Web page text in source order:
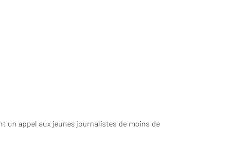
un appel aux jeunes journalistes de moins de